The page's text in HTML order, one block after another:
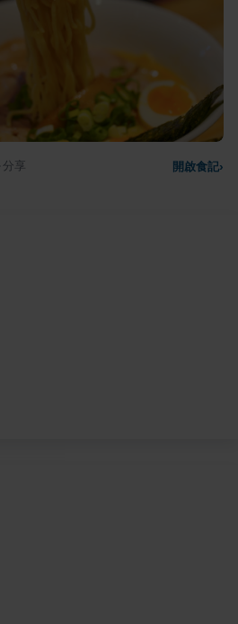
分享 開啟食記›